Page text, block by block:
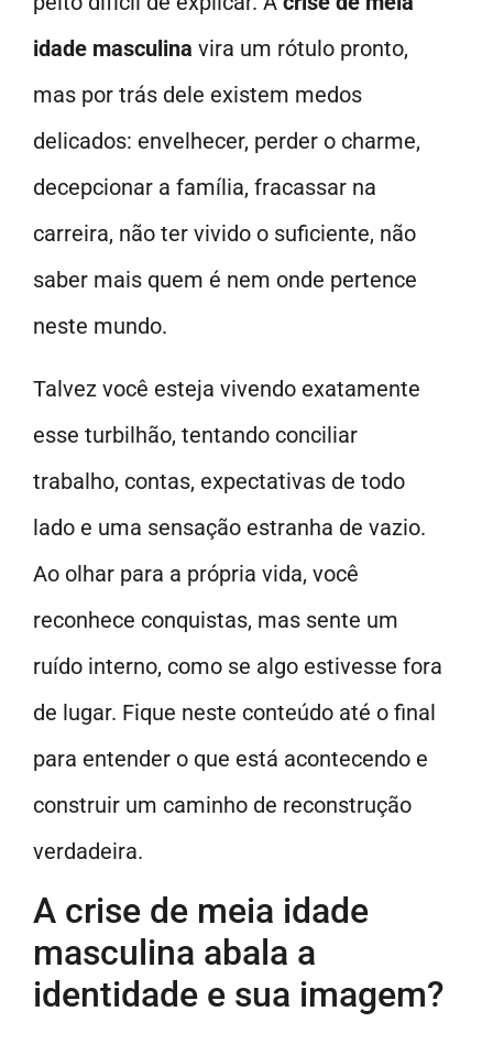
idade masculina vira um rótulo pronto,
mas por trás dele existem medos
delicados: envelhecer, perder o charme,
decepcionar a família, fracassar na
carreira, não ter vivido o suficiente, não
saber mais quem é nem onde pertence
neste mundo.
Talvez você esteja vivendo exatamente
esse turbilhão, tentando conciliar
trabalho, contas, expectativas de todo
lado e uma sensação estranha de vazio.
Ao olhar para a própria vida, você
reconhece conquistas, mas sente um
ruído interno, como se algo estivesse fora
de lugar. Fique neste conteúdo até o final
para entender o que está acontecendo e
construir um caminho de reconstrução
verdadeira.
A crise de meia idade
masculina abala a
identidade e sua imagem?